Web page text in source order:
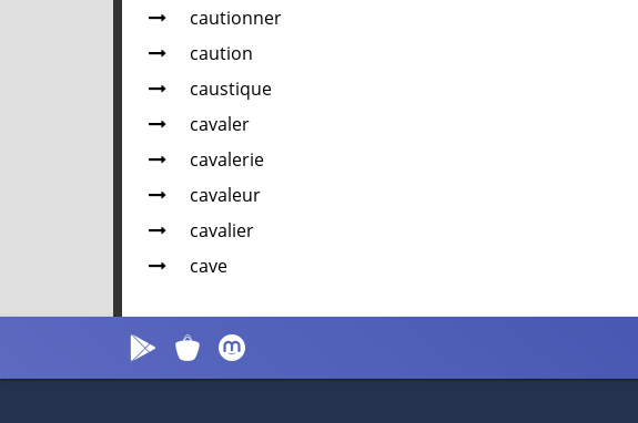
cautionner
caution
caustique
cavaler
cavalerie
cavaleur
cavalier
cave